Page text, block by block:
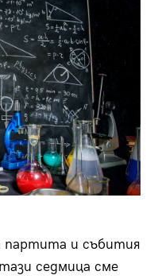
партита и събития
седмица сме